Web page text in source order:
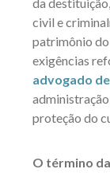
civil e
patrimônio do
exigências
advogado
proteção do
O término